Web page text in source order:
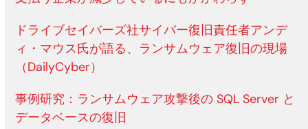
ドライブセイバーズ社サイバー復旧責任者アンデ
ィ・マウス氏が語る、ランサムウェア復旧の現場
（DailyCyber）
事例研究：ランサムウェア攻撃後の SQL Server と
データベースの復旧